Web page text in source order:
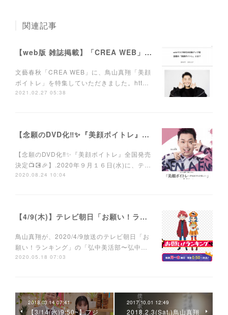
関連記事
【web版 雑誌掲載】「CREA WEB」にて連載がスタートしました。
文藝春秋「CREA WEB」に、鳥山真翔「美顔
ボイトレ」を特集していただきました。htt…
2021.02.27 05:38
【念願のDVD化‼️✨『美顔ボイトレ』DVD全国発売決定📺💽🎉】
【念願のDVD化‼️✨『美顔ボイトレ』全国発売
決定📺💽🎉】.2020年９月１６日(水)に、テ…
2020.08.24 10:04
【4/9(木)】テレビ朝日「お願い！ランキング」に鳥山真翔ゲスト出演。
鳥山真翔が、2020/4/9放送のテレビ朝日「お
願い！ランキング」の「弘中美活部〜弘中…
2020.05.18 07:03
2018.03.14 07:41
【3/14(水)9:50~】フジ
2017.10.01 12:49
2018.2.3(Sat.)鳥山真翔